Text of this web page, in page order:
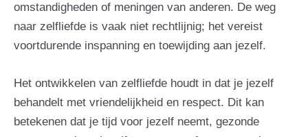
omstandigheden of meningen van anderen. De weg
naar zelfliefde is vaak niet rechtlijnig; het vereist
voortdurende inspanning en toewijding aan jezelf.
Het ontwikkelen van zelfliefde houdt in dat je jezelf
behandelt met vriendelijkheid en respect. Dit kan
betekenen dat je tijd voor jezelf neemt, gezonde